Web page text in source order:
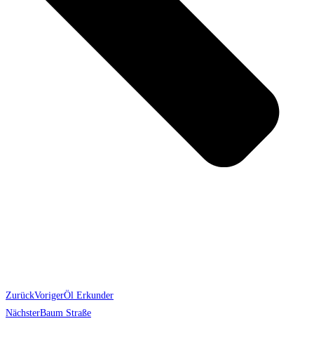
ZurückVorigerÖl Erkunder
NächsterBaum Straße